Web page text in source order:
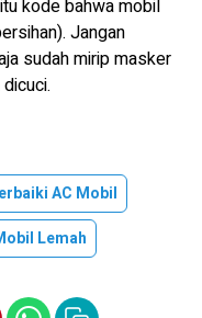
kode bahwa mobil
Jangan
sudah mirip masker
AC Mobil
Lemah